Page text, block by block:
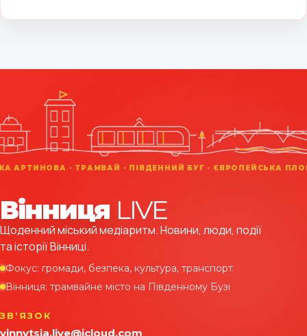
Вінниця LIVE
Щоденний міський медіаритм. Новини, люди, події
та історії Вінниці.
Фокус: громади, безпека, культура, транспорт
Вінниця: трамвайне місто на Південному Бузі
ЗВʼЯЗОК
vinnytsia.live@icloud.com